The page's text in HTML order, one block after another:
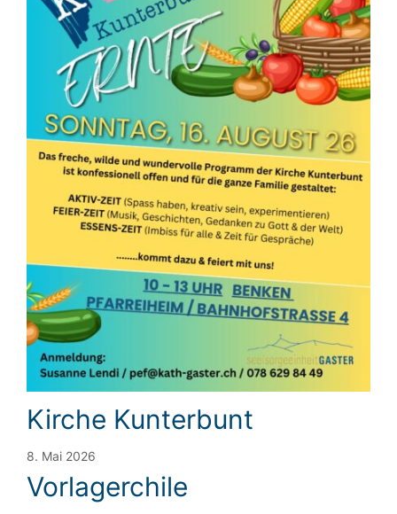
Kirche Kunterbunt
8. Mai 2026
Vorlagerchile